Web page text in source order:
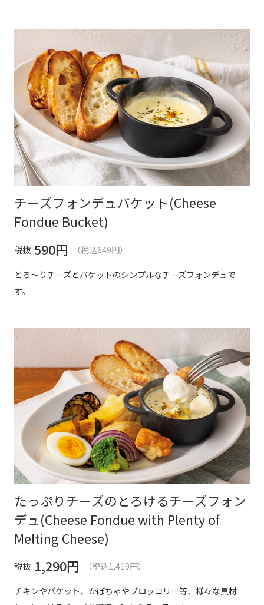
チーズフォンデュバケット(Cheese
Fondue Bucket)
税抜 590円
（税込649円）
とろ～りチーズとバケットのシンプルなチーズフォンデュで
す。
たっぷりチーズのとろけるチーズフォン
デュ(Cheese Fondue with Plenty of
Melting Cheese)
税抜 1,290円
（税込1,419円）
チキンやバケット、かぼちゃやブロッコリー等、様々な具材